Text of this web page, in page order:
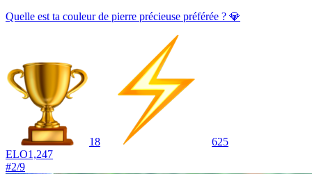
Quelle est ta couleur de pierre précieuse préférée ? 💎
18
625
ELO1,247
#2/9